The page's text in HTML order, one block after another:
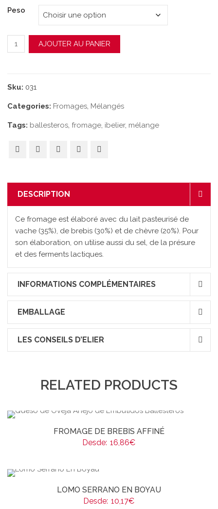
Peso
quantité de Fromage Á Base de Laits Mélangés Semi Affiné
AJOUTER AU PANIER
Sku: 031
Categories: Fromages, Mélangés
Tags: ballesteros, fromage, ibelier, mélange
DESCRIPTION
Ce fromage est élaboré avec du lait pasteurisé de
vache (35%), de brebis (30%) et de chèvre (20%). Pour
son élaboration, on utilise aussi du sel, de la présure
et des ferments lactiques.
INFORMATIONS COMPLÉMENTAIRES
EMBALLAGE
LES CONSEILS D’ELIER
RELATED PRODUCTS
FROMAGE DE BREBIS AFFINÉ
Desde: 16,86€
LOMO SERRANO EN BOYAU
Desde: 10,17€